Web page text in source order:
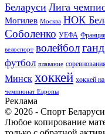
Беларуси Лига
Могилев Москва НОК
Соболенко УЕФА
велоспорт волейбол
футбол плавание
Минск хоккей хоккей
чемпионат Европы
Реклама
© 2026 - Спорт
Любое копирование